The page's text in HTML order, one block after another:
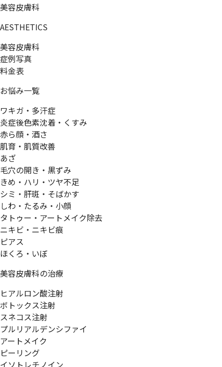
美容皮膚科
AESTHETICS
美容皮膚科
症例写真
料金表
お悩み一覧
ワキガ・多汗症
炎症後色素沈着・くすみ
赤ら顔・酒さ
肌育・肌質改善
あざ
毛穴の開き・黒ずみ
きめ・ハリ・ツヤ不足
シミ・肝斑・そばかす
しわ・たるみ・小顔
タトゥー・アートメイク除去
ニキビ・ニキビ痕
ピアス
ほくろ・いぼ
美容皮膚科の治療
ヒアルロン酸注射
ボトックス注射
スネコス注射
プルリアルデンシファイ
アートメイク
ピーリング
イソトレチノイン